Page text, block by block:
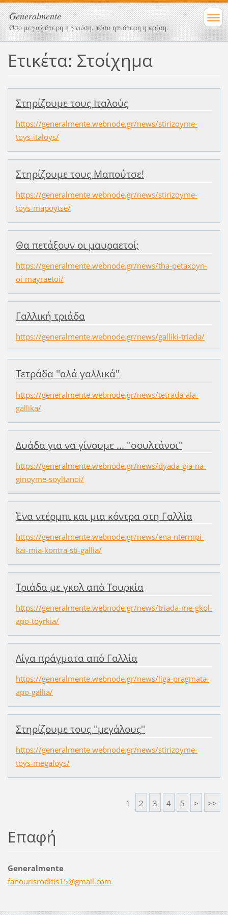
Generalmente
Όσο μεγαλύτερη η γνώση, τόσο ηπιότερη η κρίση.
Ετικέτα: Στοίχημα
Στηρίζουμε τους Ιταλούς
https://generalmente.webnode.gr/news/stirizoyme-
toys-italoys/
Στηρίζουμε τους Μαπούτσε!
https://generalmente.webnode.gr/news/stirizoyme-
toys-mapoytse/
Θα πετάξουν οι μαυραετοί;
https://generalmente.webnode.gr/news/tha-petaxoyn-
oi-mayraetoi/
Γαλλική τριάδα
https://generalmente.webnode.gr/news/galliki-triada/
Τετράδα ''αλά γαλλικά''
https://generalmente.webnode.gr/news/tetrada-ala-
gallika/
Δυάδα για να γίνουμε ... ''σουλτάνοι''
https://generalmente.webnode.gr/news/dyada-gia-na-
ginoyme-soyltanoi/
Ένα ντέρμπι και μια κόντρα στη Γαλλία
https://generalmente.webnode.gr/news/ena-ntermpi-
kai-mia-kontra-sti-gallia/
Τριάδα με γκολ από Τουρκία
https://generalmente.webnode.gr/news/triada-me-gkol-
apo-toyrkia/
Λίγα πράγματα από Γαλλία
https://generalmente.webnode.gr/news/liga-pragmata-
apo-gallia/
Στηρίζουμε τους ''μεγάλους''
https://generalmente.webnode.gr/news/stirizoyme-
toys-megaloys/
1 2 3 4 5 > >>
Επαφή
Generalmente
fanourisroditis1 5@gmail.com